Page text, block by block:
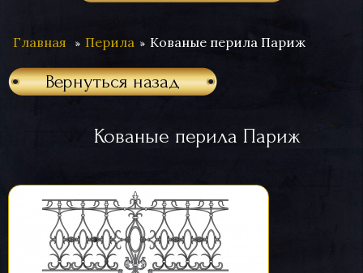
Главная Перила Кованые перила Париж
Вернуться назад
Кованые перила Париж